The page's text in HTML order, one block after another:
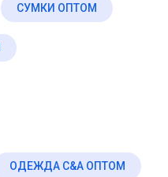
СУМКИ ОПТОМ
ОДЕЖДА C&A ОПТОМ